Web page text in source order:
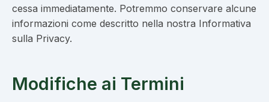
cessa immediatamente. Potremmo conservare alcune
informazioni come descritto nella nostra Informativa
sulla Privacy.
Modifiche ai Termini